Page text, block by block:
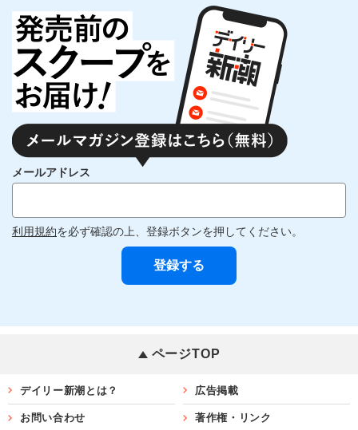
メールアドレス
利用規約を必ず確認の上、登録ボタンを押してください。
ページTOP
デイリー新潮とは？ 広告掲載
お問い合わせ 著作権・リンク